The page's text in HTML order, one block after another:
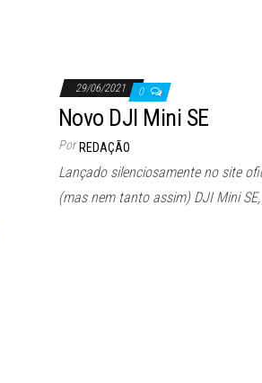
29/06/2021 0
Novo DJI Mini SE
Por REDAÇÃO
Lançado silenciosamente no site
(mas nem tanto assim) DJI Mini